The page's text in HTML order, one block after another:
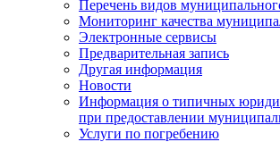
Перечень видов
Мониторинг качества
Электронные сервисы
Предварительная запись
Другая информация
Новости
Информация о типичных
при предоставлении
Услуги по погребению